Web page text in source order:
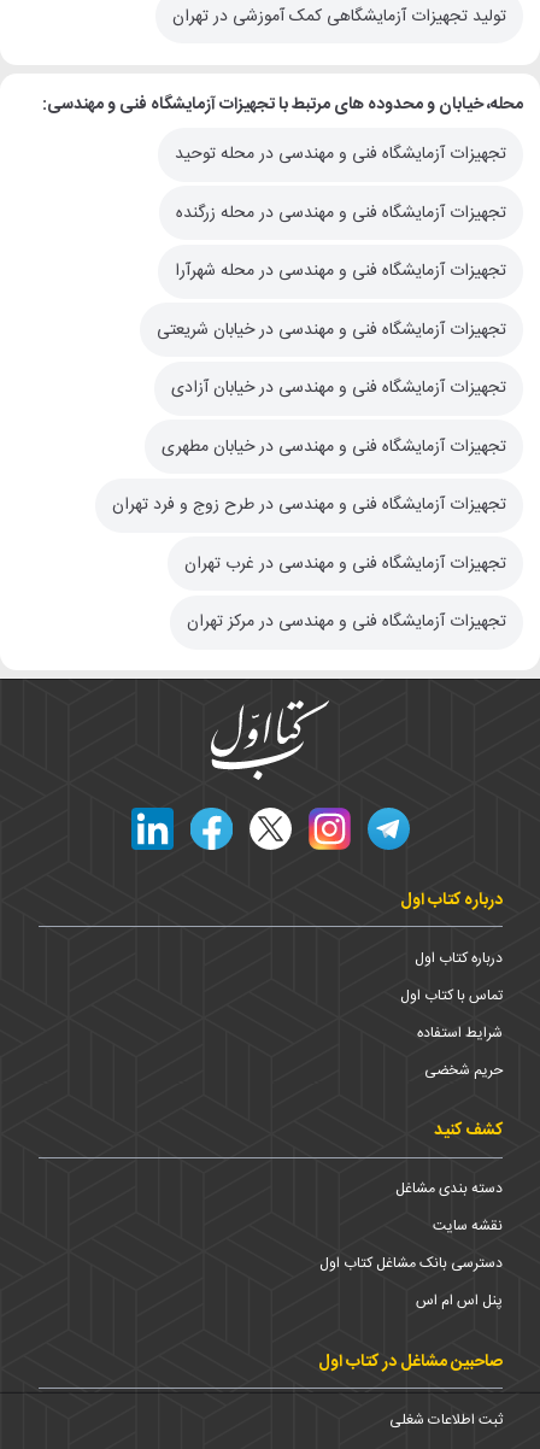
تولید تجهیزات آزمایشگاهی کمک آموزشی در تهران
محله، خیابان و محدوده های مرتبط با تجهیزات آزمایشگاه فنی و مهندسی:
تجهیزات آزمایشگاه فنی و مهندسی در محله توحید
تجهیزات آزمایشگاه فنی و مهندسی در محله زرگنده
تجهیزات آزمایشگاه فنی و مهندسی در محله شهرآرا
تجهیزات آزمایشگاه فنی و مهندسی در خیابان شریعتی
تجهیزات آزمایشگاه فنی و مهندسی در خیابان آزادی
تجهیزات آزمایشگاه فنی و مهندسی در خیابان مطهری
تجهیزات آزمایشگاه فنی و مهندسی در طرح زوج و فرد تهران
تجهیزات آزمایشگاه فنی و مهندسی در غرب تهران
تجهیزات آزمایشگاه فنی و مهندسی در مرکز تهران
درباره کتاب اول
درباره کتاب اول
تماس با کتاب اول
شرایط استفاده
حریم شخضی
کشف کنید
دسته بندی مشاغل
نقشه سایت
دسترسی بانک مشاغل کتاب اول
پنل اس ام اس
صاحبین مشاغل در کتاب اول
ثبت اطلاعات شغلی